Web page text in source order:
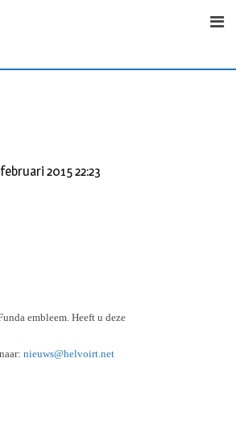
2015 22:23
embleem. Heeft u deze
nieuws@helvoirt.net